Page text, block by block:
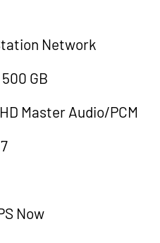
Network
GB
Master Audio/PCM
Now